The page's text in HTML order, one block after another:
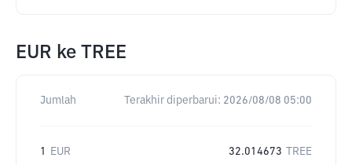
EUR ke TREE
Jumlah Terakhir diperbarui: 2026/08/08 05:00
1 EUR 32.014673 TREE